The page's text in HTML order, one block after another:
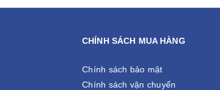
CHÍNH SÁCH MUA HÀNG
Chính sách bảo mật
Chính sách vận chuyển